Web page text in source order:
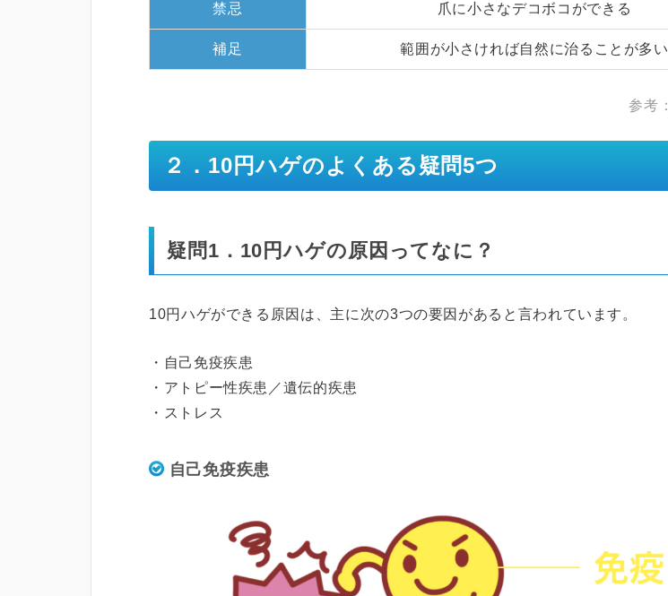
禁忌 爪に小さなデコボコができる
補足 範囲が小さければ自然に治ることが多い
参考：
２．10円ハゲのよくある疑問5つ
疑問1．10円ハゲの原因ってなに？
10円ハゲができる原因は、主に次の3つの要因があると言われています。
・自己免疫疾患
・アトピー性疾患／遺伝的疾患
・ストレス
自己免疫疾患